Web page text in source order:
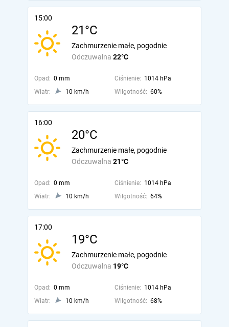
15:00
21°C
Odczuwalna 22°C
Zachmurzenie małe, pogodnie
Opad: 0 mm Ciśnienie: 1014 hPa
Wiatr:
10 km/h Wilgotność: 60%
16:00
20°C
Odczuwalna 21°C
Zachmurzenie małe, pogodnie
Opad: 0 mm Ciśnienie: 1014 hPa
Wiatr:
10 km/h Wilgotność: 64%
17:00
19°C
Odczuwalna 19°C
Zachmurzenie małe, pogodnie
Opad: 0 mm Ciśnienie: 1014 hPa
Wiatr:
10 km/h Wilgotność: 68%